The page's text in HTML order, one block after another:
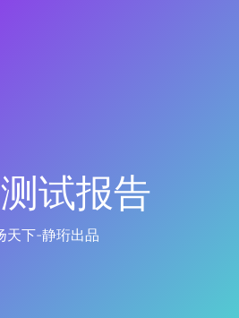
试报告
天下-静珩出品